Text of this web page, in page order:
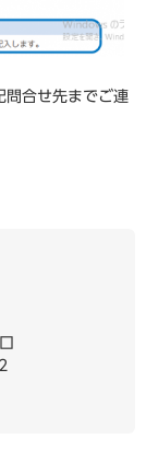
問合せ先までご連